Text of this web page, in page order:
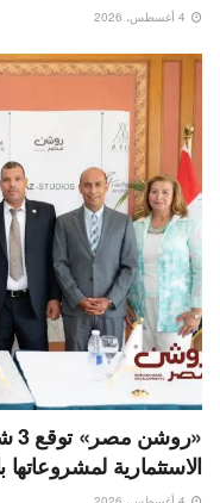
الاستثمارية